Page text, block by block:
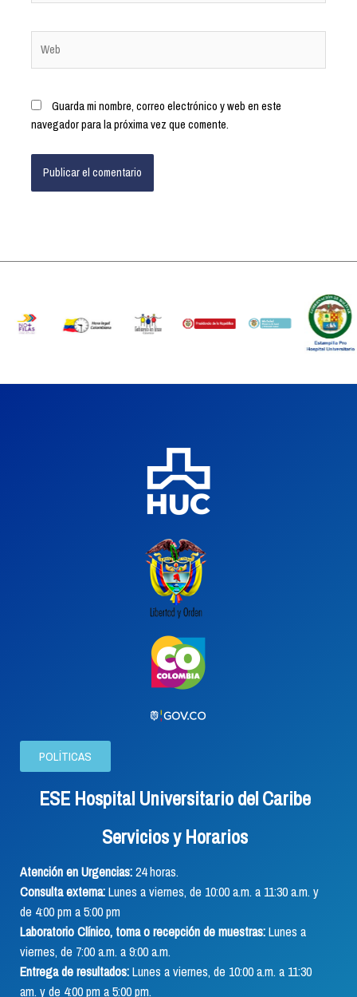
Guarda mi nombre, correo electrónico y web en este
navegador para la próxima vez que comente.
POLÍTICAS
ESE Hospital Universitario del Caribe
Servicios y Horarios
Atención en Urgencias:24 horas.
Consulta externa:Lunes a viernes, de 10:00 a.m. a 11:30 a.m. y
de 4:00 pm a 5:00 pm
Laboratorio Clínico, toma o recepción de muestras:Lunes a
viernes, de 7:00 a.m. a 9:00 a.m.
Entrega de resultados:Lunes a viernes, de 10:00 a.m. a 11:30
am. y de 4:00 pm a 5:00 pm.